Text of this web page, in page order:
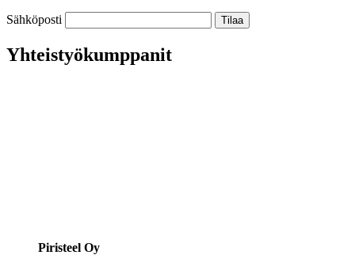
Sähköposti
Yhteistyökumppanit
Piristeel Oy